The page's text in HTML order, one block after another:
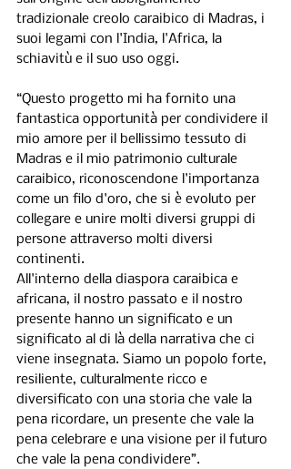
tradizionale creolo caraibico di Madras, i
suoi legami con l'India, l'Africa, la
schiavitù e il suo uso oggi.
“Questo progetto mi ha fornito una
fantastica opportunità per condividere il
mio amore per il bellissimo tessuto di
Madras e il mio patrimonio culturale
caraibico, riconoscendone l'importanza
come un filo d'oro, che si è evoluto per
collegare e unire molti diversi gruppi di
persone attraverso molti diversi
continenti.
All'interno della diaspora caraibica e
africana, il nostro passato e il nostro
presente hanno un significato e un
significato al di là della narrativa che ci
viene insegnata. Siamo un popolo forte,
resiliente, culturalmente ricco e
diversificato con una storia che vale la
pena ricordare, un presente che vale la
pena celebrare e una visione per il futuro
che vale la pena condividere”.